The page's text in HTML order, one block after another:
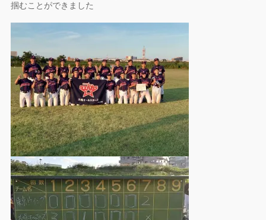
掴むことができました